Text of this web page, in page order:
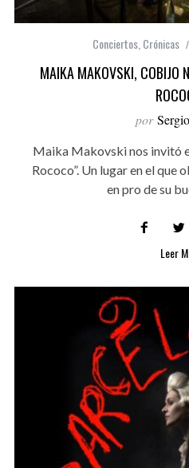
Conciertos, Crónicas
MAIKA MAKOVSKI, COBIJO
por
Maika Makovski nos invitó
Rococo”. Un lugar en el que
en pro de su
Leer